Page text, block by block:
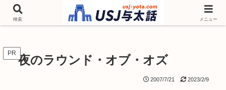
チケットやシーズンイベント ニンテンドーワールド アトラクションなどユニ
バを歩いて情報収集しています
PR 夜のラウンド・オブ・オズ
2007/7/21 2023/2/9
検索 メニュー